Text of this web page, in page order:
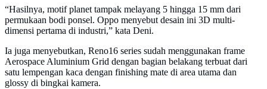
“Hasilnya, motif planet tampak melayang 5 hingga 15 mm dari
permukaan bodi ponsel. Oppo menyebut desain ini 3D multi-
dimensi pertama di industri,” kata Deni.
Ia juga menyebutkan, Reno16 series sudah menggunakan frame
Aerospace Aluminium Grid dengan bagian belakang terbuat dari
satu lempengan kaca dengan finishing mate di area utama dan
glossy di bingkai kamera.